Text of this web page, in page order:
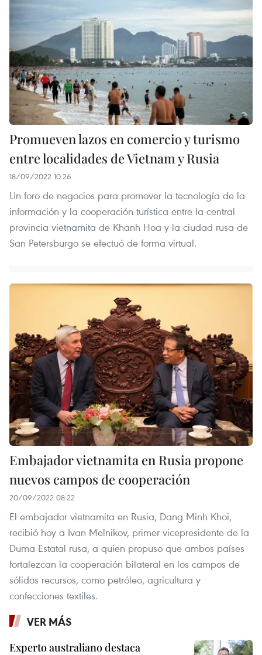
Promueven lazos en comercio y turismo
entre localidades de Vietnam y Rusia
18/09/2022 10:26
Un foro de negocios para promover la tecnología de la
información y la cooperación turística entre la central
provincia vietnamita de Khanh Hoa y la ciudad rusa de
San Petersburgo se efectuó de forma virtual.
Embajador vietnamita en Rusia propone
nuevos campos de cooperación
20/09/2022 08:22
El embajador vietnamita en Rusia, Dang Minh Khoi,
recibió hoy a Ivan Melnikov, primer vicepresidente de la
Duma Estatal rusa, a quien propuso que ambos países
fortalezcan la cooperación bilateral en los campos de
sólidos recursos, como petróleo, agricultura y
confecciones textiles.
VER MÁS
Experto australiano destaca